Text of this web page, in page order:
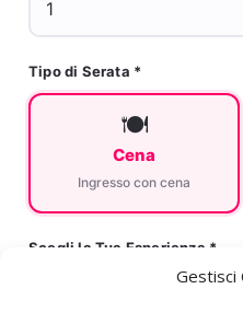
Gestisci
Tipo di Serata *
🍽️
Cena
Ingresso con cena
Scegli la Tua Esperienza *